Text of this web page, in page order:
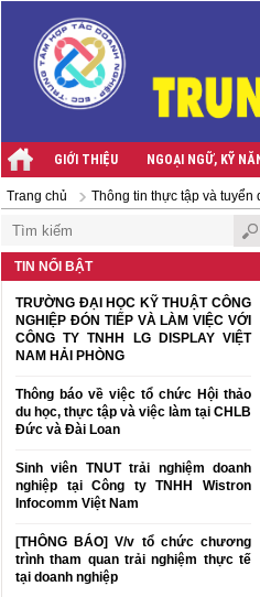
GIỚI THIỆU NGOẠI NGỮ, KỸ
Trang chủ Thông tin thực tập và tuyển
TIN NỔI BẬT
TRƯỜNG ĐẠI HỌC KỸ THUẬT CÔNG
NGHIỆP ĐÓN TIẾP VÀ LÀM VIỆC VỚI
CÔNG TY TNHH LG DISPLAY VIỆT
NAM HẢI PHÒNG
Thông báo về việc tổ chức Hội thảo
du học, thực tập và việc làm tại CHLB
Đức và Đài Loan
Sinh viên TNUT trải nghiệm doanh
nghiệp tại Công ty TNHH Wistron
Infocomm Việt Nam
[THÔNG BÁO] V/v tổ chức chương
trình tham quan trải nghiệm thực tế
tại doanh nghiệp